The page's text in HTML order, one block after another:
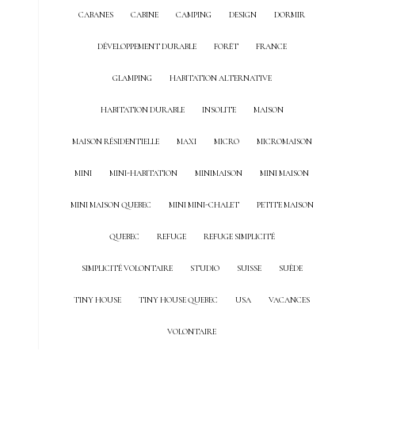
CABANES CABINE CAMPING DESIGN DORMIR
DÉVELOPPEMENT DURABLE FORÊT FRANCE
GLAMPING HABITATION ALTERNATIVE
HABITATION DURABLE INSOLITE MAISON
MAISON RÉSIDENTIELLE MAXI MICRO MICROMAISON
MINI MINI-HABITATION MINIMAISON MINI MAISON
MINI MAISON QUEBEC MINI MINI-CHALET PETITE MAISON
QUEBEC REFUGE REFUGE SIMPLICITÉ
SIMPLICITÉ VOLONTAIRE STUDIO SUISSE SUÈDE
TINY HOUSE TINY HOUSE QUEBEC USA VACANCES
VOLONTAIRE